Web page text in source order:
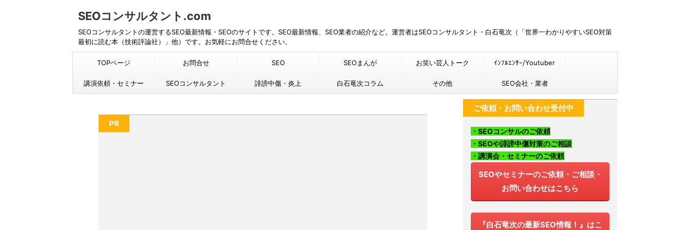
SEOコンサルタント.com
SEOコンサルタントの運営するSEO最新情報・SEOのサイトです。SEO最新情報、SEO業者の紹介など。運営者はSEOコンサルタント・白石竜次（「世界一わかりやすいSEO対策
最初に読む本（技術評論社）」他）です。お気軽にお問合せください。
TOPページ お問合せ SEO SEOまんが お笑い芸人トーク ｲﾝﾌﾙｴﾝｻｰ/Youtuber
講演依頼・セミナー SEOコンサルタント 誹謗中傷・炎上 白石竜次コラム その他 SEO会社・業者
PR
ご依頼・お問い合わせ受付中
・SEOコンサルのご依頼
・SEOや誹謗中傷対策のご相談
・講演会・セミナーのご依頼
SEOやセミナーのご依頼・ご相談・
お問い合わせはこちら
『白石竜次の最新SEO情報！』はこ